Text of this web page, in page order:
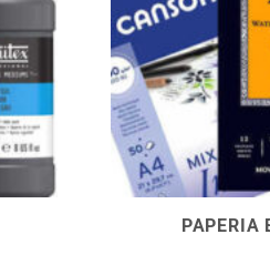
PAPERIA